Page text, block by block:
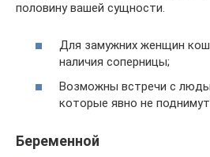
половину вашей сущности.
Для замужних женщин
наличия соперницы;
Возможны встречи с
которые явно не
Беременной